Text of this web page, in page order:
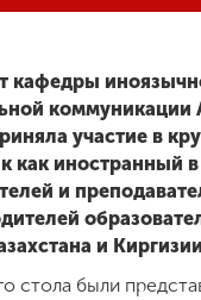
CHI
26-20
кафедры
коммуникации
участие в
как иностранный
и
и
стола были